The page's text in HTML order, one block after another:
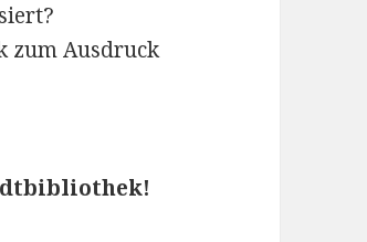
zum Ausdruck